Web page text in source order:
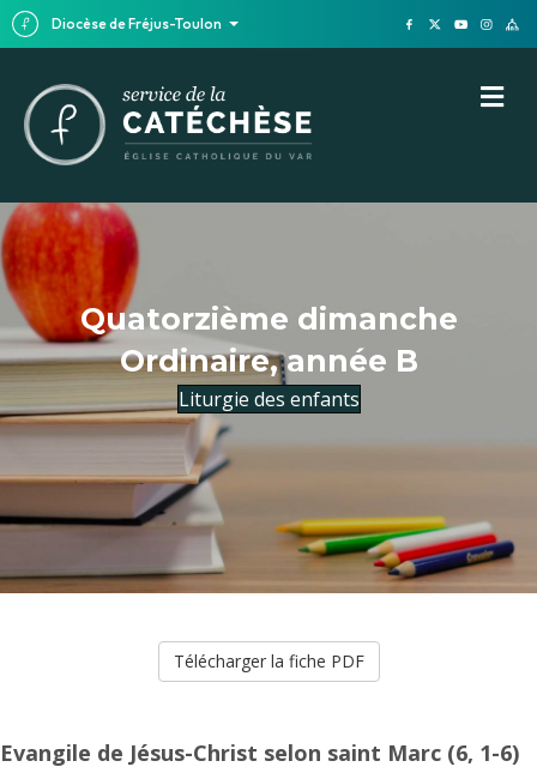
Diocèse de Fréjus-Toulon
Quatorzième dimanche
Ordinaire, année B
Liturgie des enfants
Télécharger la fiche PDF
Evangile de Jésus-Christ selon saint Marc (6, 1-6)